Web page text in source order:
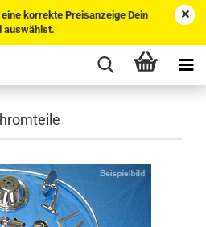
korrekte Preisanzeige Dein
auswählst.